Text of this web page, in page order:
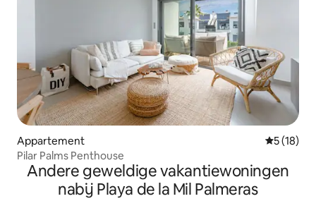
Appartement
5 (18)
Pilar Palms Penthouse
Andere geweldige vakantiewoningen
nabij Playa de la Mil Palmeras